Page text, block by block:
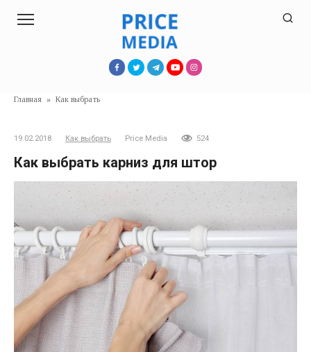
Главная » Как выбрать
19.02.2018 Как выбрать Price Media 524
Как выбрать карниз для штор